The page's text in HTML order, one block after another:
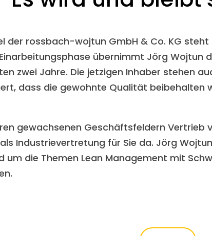
der rossbach-wojtun GmbH & Co. KG
Einarbeitungsphase übernimmt Jörg
zwei Jahre. Die jetzigen Inhaber stehen
dass die gewohnte Qualität beibehalten
gewachsenen Geschäftsfeldern
Industrievertretung für Sie da. Jörg
um die Themen Lean Management mit